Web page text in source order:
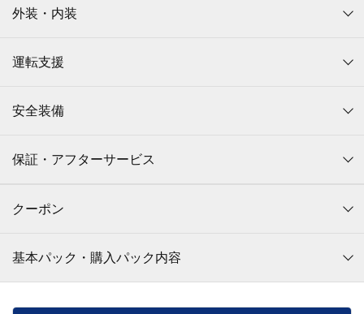
外装・内装
運転支援
安全装備
保証・アフターサービス
クーポン
基本パック・購入パック内容